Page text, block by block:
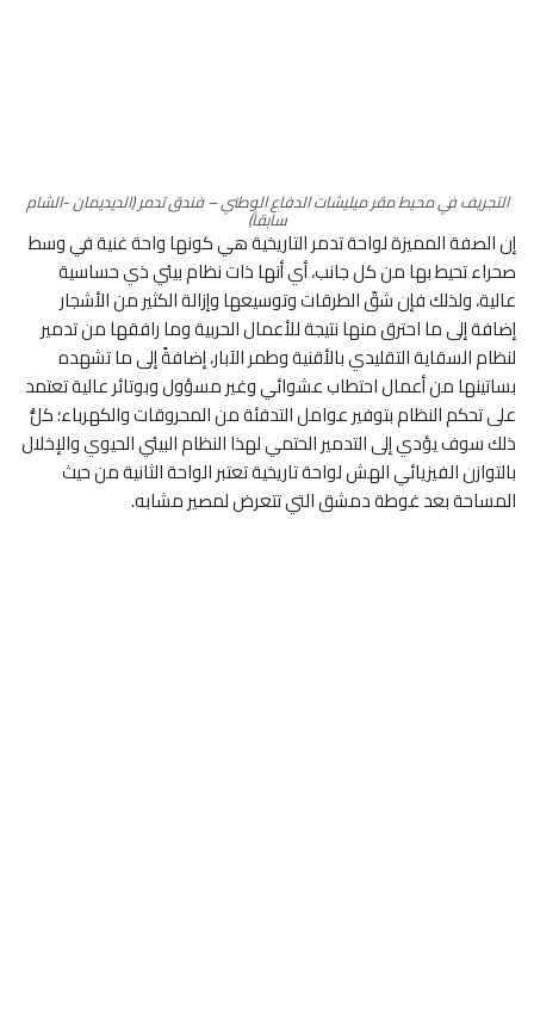
التجريف في محيط مقر ميليشات الدفاع الوطني – فندق تدمر (الديديمان -الشام
سابقاً)
إن الصفة المميزة لواحة تدمر التاريخية هي كونها واحة غنية في وسط
صحراء تحيط بها من كل جانب، أي أنها ذات نظام بيئي ذي حساسية
عالية، ولذلك فإن شقّ الطرقات وتوسيعها وإزالة الكثير من الأشجار
إضافة إلى ما احترق منها نتيجة للأعمال الحربية وما رافقها من تدمير
لنظام السقاية التقليدي بالأقنية وطمر الآبار، إضافةً إلى ما تشهده
بساتينها من أعمال احتطاب عشوائي وغير مسؤول وبوتائر عالية تعتمد
على تحكم النظام بتوفير عوامل التدفئة من المحروقات والكهرباء؛ كلُّ
ذلك سوف يؤدي إلى التدمير الحتمي لهذا النظام البيئي الحيوي والإخلال
بالتوازن الفيزيائي الهش لواحة تاريخية تعتبر الواحة الثانية من حيث
المساحة بعد غوطة دمشق التي تتعرض لمصير مشابه.